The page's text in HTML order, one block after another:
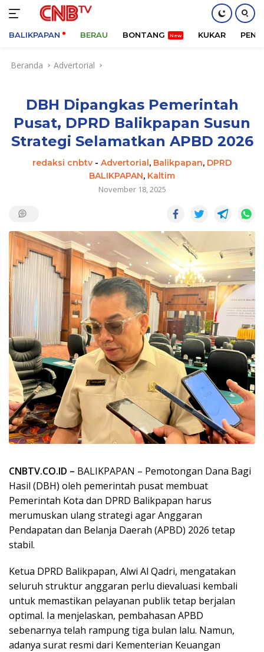
BALIKPAPAN BERAU BONTANG KUKAR
Beranda Advertorial
DBH Dipangkas Pemerintah
Pusat, DPRD Balikpapan Susun
Strategi Selamatkan APBD 2026
redaksi cnbtv - Advertorial, Balikpapan, DPRD
BALIKPAPAN, Kaltim
November 18, 2025
CNBTV.CO.ID – BALIKPAPAN – Pemotongan Dana Bagi
Hasil (DBH) oleh pemerintah pusat membuat
Pemerintah Kota dan DPRD Balikpapan harus
merumuskan ulang strategi agar Anggaran
Pendapatan dan Belanja Daerah (APBD) 2026 tetap
stabil.
Ketua DPRD Balikpapan, Alwi Al Qadri, mengatakan
seluruh struktur anggaran perlu dievaluasi kembali
untuk memastikan pelayanan publik tetap berjalan
optimal. Ia menjelaskan, pembahasan APBD
sebenarnya telah rampung tiga bulan lalu. Namun,
adanya surat resmi dari Kementerian Keuangan